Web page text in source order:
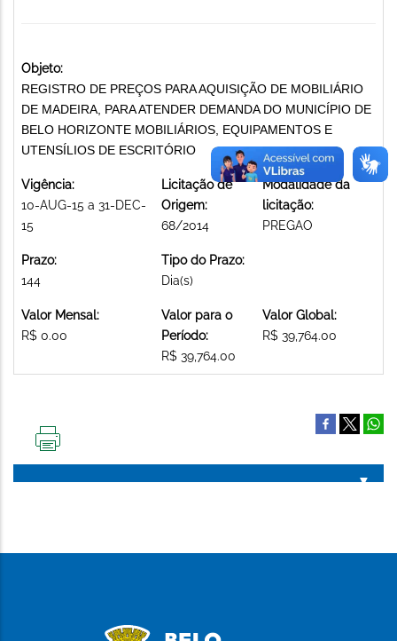
Objeto:
REGISTRO DE PREÇOS PARA AQUISIÇÃO DE MOBILIÁRIO
DE MADEIRA, PARA ATENDER DEMANDA DO MUNICÍPIO DE
BELO HORIZONTE MOBILIÁRIOS, EQUIPAMENTOS E
UTENSÍLIOS DE ESCRITÓRIO
Vigência:
10-AUG-15 a 31-DEC-
15
Licitação de
Origem:
68/2014
Modalidade da
licitação:
PREGAO
Prazo:
144
Tipo do Prazo:
Dia(s)
Valor Mensal:
R$ 0.00
Valor para o
Período:
R$ 39,764.00
Valor Global:
R$ 39,764.00
PÁGINA